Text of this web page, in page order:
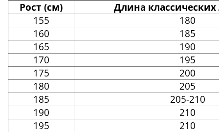
Рост (см)
Длина
155
180
160
185
165
190
170
195
175
200
180
205
185
205-210
190
210
195
210